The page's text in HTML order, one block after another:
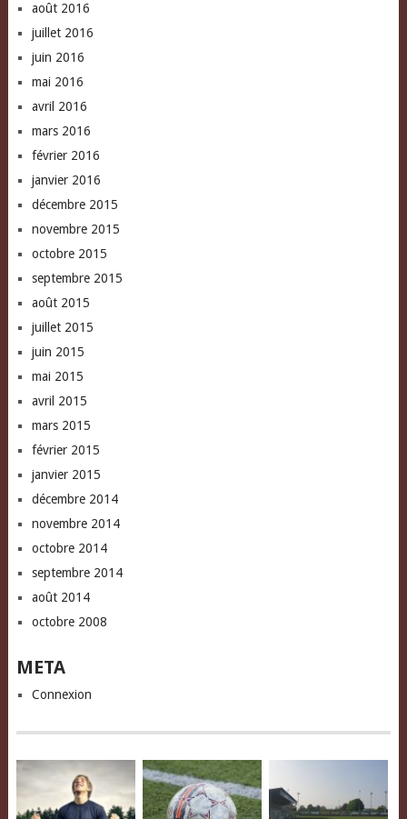
août 2016
juillet 2016
juin 2016
mai 2016
avril 2016
mars 2016
février 2016
janvier 2016
décembre 2015
novembre 2015
octobre 2015
septembre 2015
août 2015
juillet 2015
juin 2015
mai 2015
avril 2015
mars 2015
février 2015
janvier 2015
décembre 2014
novembre 2014
octobre 2014
septembre 2014
août 2014
octobre 2008
META
Connexion